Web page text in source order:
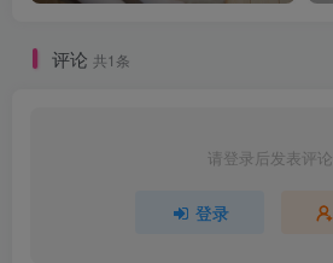
评论 共1条
请登录后发表评论
登录